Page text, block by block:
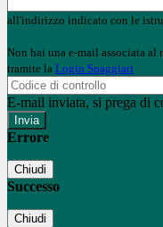
all'indirizzo indicato con le
Non hai una e-mail associata al
tramite la Login Spaggiari
E-mail inviata, si prega di
Errore
Chiudi
Successo
Chiudi